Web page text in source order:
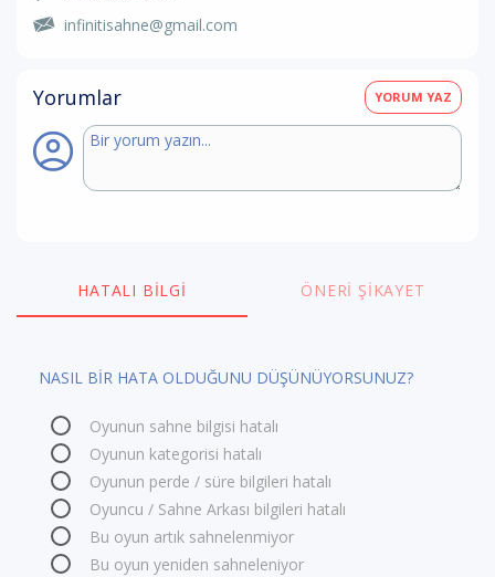
infinitisahne@gmail.com
Yorumlar YORUM YAZ
HATALI BILGI ÖNERI ŞIKAYET
NASIL BİR HATA OLDUĞUNU DÜŞÜNÜYORSUNUZ?
Oyunun sahne bilgisi hatalı
Oyunun kategorisi hatalı
Oyunun perde / süre bilgileri hatalı
Oyuncu / Sahne Arkası bilgileri hatalı
Bu oyun artık sahnelenmiyor
Bu oyun yeniden sahneleniyor